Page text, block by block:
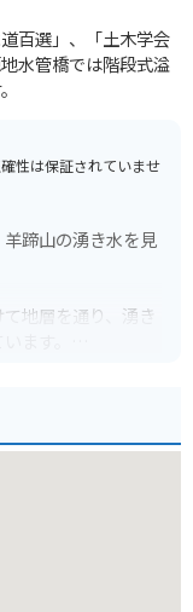
百選」、「土木学会
水管橋では階段式溢
性は保証されていませ
蹄山の湧き水を見
地層を通り、湧き
ます。
わえます。